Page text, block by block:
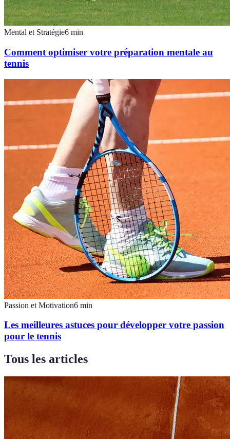
Mental et Stratégie6 min
Comment optimiser votre préparation mentale au
tennis
Passion et Motivation6 min
Les meilleures astuces pour développer votre passion
pour le tennis
Tous les articles